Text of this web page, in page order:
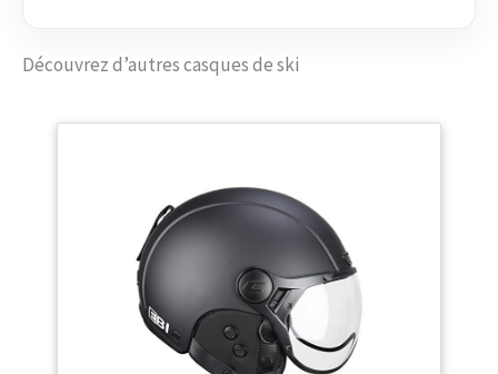
réglable innovant du
moment DURABLE &
selon un procédé
spécial In-Mould. Le
résultat est une
structure absolument
stable, très résistante
aux chocs et
extrêmement légère
SÛR & FIABLE - Chaque
Découvrez d’autres casques de ski